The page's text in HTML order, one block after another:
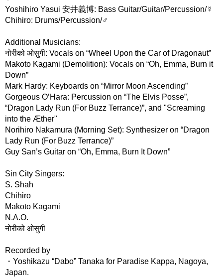
Yoshihiro Yasui 安井義博: Bass Guitar/Guitar/Percussion/☿
Chihiro: Drums/Percussion/♂
Additional Musicians:
नोरीको ओसुगी: Vocals on “Wheel Upon the Car of Dragonaut”
Makoto Kagami (Demolition): Vocals on “Oh, Emma, Burn it
Down”
Mark Hardy: Keyboards on “Mirror Moon Ascending”
Gorgeous O’Hara: Percussion on “The Elvis Posse”,
“Dragon Lady Run (For Buzz Terrance)”, and "Screaming
into the Æther"
Norihiro Nakamura (Morning Set): Synthesizer on “Dragon
Lady Run (For Buzz Terrance)”
Guy San’s Guitar on “Oh, Emma, Burn It Down”
Sin City Singers:
S. Shah
Chihiro
Makoto Kagami
N.A.O.
नोरीको ओसुगी
Recorded by
・Yoshikazu “Dabo” Tanaka for Paradise Kappa, Nagoya,
Japan.